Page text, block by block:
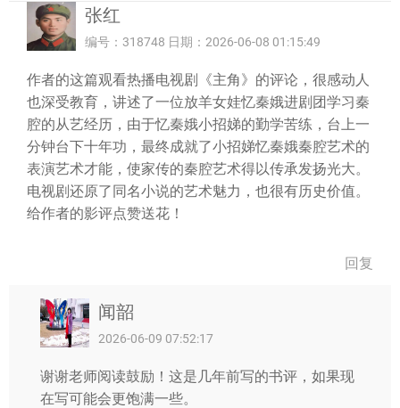
张红
编号：318748 日期：2026-06-08 01:15:49
作者的这篇观看热播电视剧《主角》的评论，很感动人
也深受教育，讲述了一位放羊女娃忆秦娥进剧团学习秦
腔的从艺经历，由于忆秦娥小招娣的勤学苦练，台上一
分钟台下十年功，最终成就了小招娣忆秦娥秦腔艺术的
表演艺术才能，使家传的秦腔艺术得以传承发扬光大。
电视剧还原了同名小说的艺术魅力，也很有历史价值。
给作者的影评点赞送花！
回复
闻韶
2026-06-09 07:52:17
谢谢老师阅读鼓励！这是几年前写的书评，如果现
在写可能会更饱满一些。